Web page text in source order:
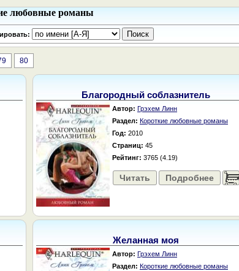
любовные романы
80
Благородный соблазнитель
Автор: Грэхем Линн
Раздел: Короткие любовные романы
Год: 2010
Страниц: 45
Рейтинг: 3765 (4.19)
Читать Подробнее ......
Желанная моя
Автор: Грэхем Линн
Раздел: Короткие любовные романы